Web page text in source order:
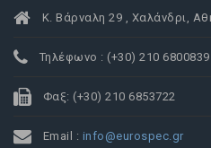
Κ. Βάρναλη 29 , Χαλάνδρι,
Τηλέφωνο : (+30) 210 6800839
Φαξ: (+30) 210 6853722
Email : info@eurospec.gr